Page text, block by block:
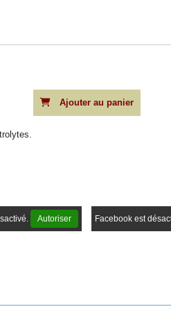
Ajouter au panier
Autoriser Facebook est